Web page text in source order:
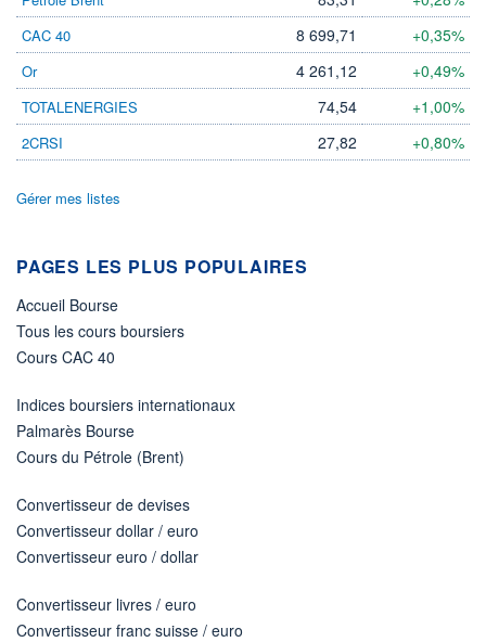
LIMITE À LA
0,0000
LIMITE À LA
HAUSSE
0,0000
ESTIMÉ 2026
-
PER ESTIMÉ
2026
DIVIDENDE DERNIER
Non éligible
CAC 40 8 699,71 +0,35%
Or 4 261,12 +0,49%
TOTALENERGIES 74,54 +1,00%
2CRSI 27,82 +0,80%
Gérer mes listes
PAGES LES PLUS POPULAIRES
Accueil Bourse
Tous les cours boursiers
Cours CAC 40
Indices boursiers internationaux
Palmarès Bourse
Cours du Pétrole (Brent)
Convertisseur de devises
Convertisseur dollar / euro
Convertisseur euro / dollar
Convertisseur livres / euro
Convertisseur franc suisse / euro